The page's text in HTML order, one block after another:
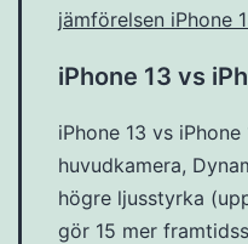
jämförelsen iPhone
iPhone 13 vs
iPhone 13 vs
huvudkamera,
högre ljusstyrka
gör 15 mer